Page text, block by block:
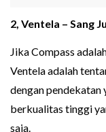
2, Ventela – Sang
Jika Compass
Ventela adalah
dengan pendekatan
berkualitas tinggi
saja.